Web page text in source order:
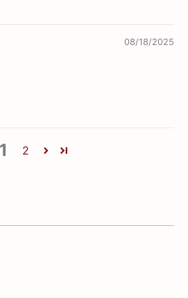
08/18/2025
1 2